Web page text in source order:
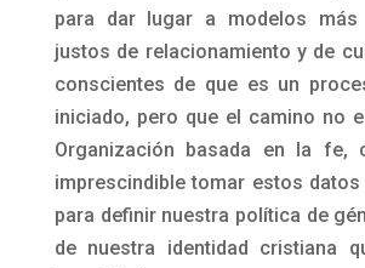
para dar lugar a modelos más
justos de relacionamiento y de
conscientes de que es un
iniciado, pero que el camino no
Organización basada en la fe,
imprescindible tomar estos datos
para definir nuestra política de
de nuestra identidad cristiana